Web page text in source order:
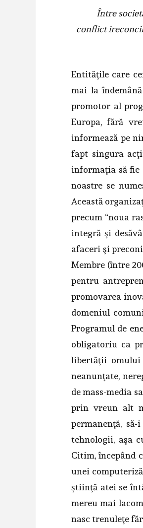
Între
conflict
Entităţile care
mai la
promotor al
Europa, fără
informează pe
fapt singura
informaţia să fie
noastre se
Această
precum “noua
integră şi
afaceri şi
Membre (între
pentru
promovarea
domeniul
Programul de
obligatoriu ca
libertăţii omului
neanunţate,
de mass-media
prin vreun alt
permanenţă,
tehnologii, aşa
Citim, începând
unei
ştiinţă atei se
mereu mai
nasc trenuleţe